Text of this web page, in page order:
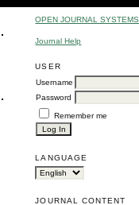
OPEN JOURNAL SYSTEMS
Journal Help
USER
Username
Password
Remember me
LANGUAGE
JOURNAL CONTENT